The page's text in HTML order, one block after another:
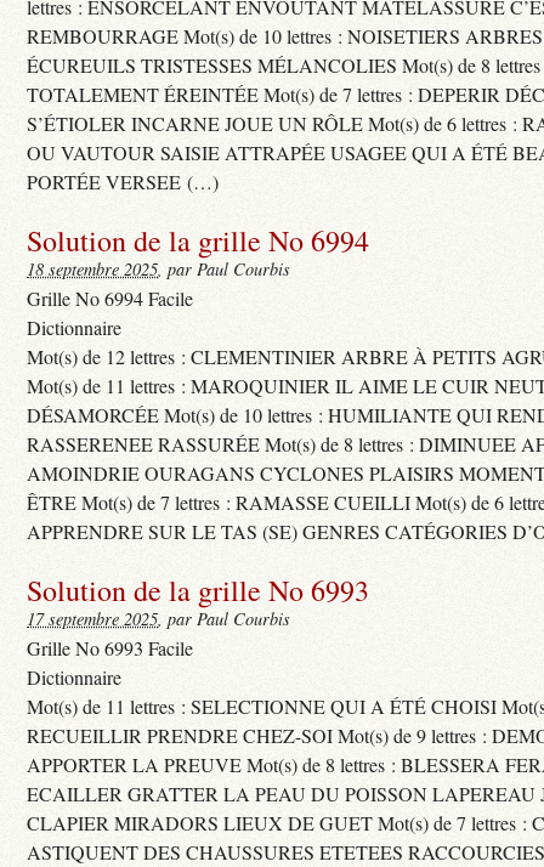
lettres : ENSORCELANT ENVOÛTANT MATELASSURE
REMBOURRAGE Mot(s) de 10 lettres : NOISETIERS
ÉCUREUILS TRISTESSES MÉLANCOLIES Mot(s) de 8
TOTALEMENT ÉREINTÉE Mot(s) de 7 lettres : DEPERIR
S’ÉTIOLER INCARNE JOUE UN RÔLE Mot(s) de 6 lettres :
OU VAUTOUR SAISIE ATTRAPÉE USAGEE QUI A ÉTÉ
PORTÉE VERSEE (…)
Solution de la grille No 6994
18 septembre 2025, par Paul Courbis
Grille No 6994 Facile
Dictionnaire
Mot(s) de 12 lettres : CLEMENTINIER ARBRE À PETITS
Mot(s) de 11 lettres : MAROQUINIER IL AIME LE CUIR
DÉSAMORCÉE Mot(s) de 10 lettres : HUMILIANTE QUI
RASSERENEE RASSURÉE Mot(s) de 8 lettres : DIMINUEE
AMOINDRIE OURAGANS CYCLONES PLAISIRS
ÊTRE Mot(s) de 7 lettres : RAMASSE CUEILLI Mot(s) de 6
APPRENDRE SUR LE TAS (SE) GENRES CATÉGORIES
Solution de la grille No 6993
17 septembre 2025, par Paul Courbis
Grille No 6993 Facile
Dictionnaire
Mot(s) de 11 lettres : SELECTIONNE QUI A ÉTÉ CHOISI
RECUEILLIR PRENDRE CHEZ-SOI Mot(s) de 9 lettres :
APPORTER LA PREUVE Mot(s) de 8 lettres : BLESSERA
ECAILLER GRATTER LA PEAU DU POISSON LAPEREAU
CLAPIER MIRADORS LIEUX DE GUET Mot(s) de 7 lettres :
ASTIQUENT DES CHAUSSURES ETETEES